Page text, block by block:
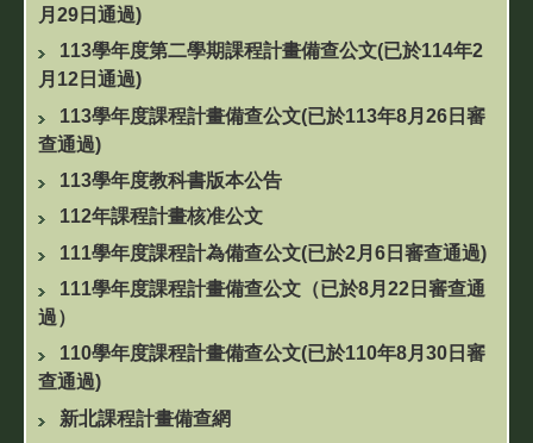
月29日通過)
113學年度第二學期課程計畫備查公文(已於114年2
月12日通過)
113學年度課程計畫備查公文(已於113年8月26日審
查通過)
113學年度教科書版本公告
112年課程計畫核准公文
111學年度課程計為備查公文(已於2月6日審查通過)
111學年度課程計畫備查公文（已於8月22日審查通
過）
110學年度課程計畫備查公文(已於110年8月30日審
查通過)
新北課程計畫備查網